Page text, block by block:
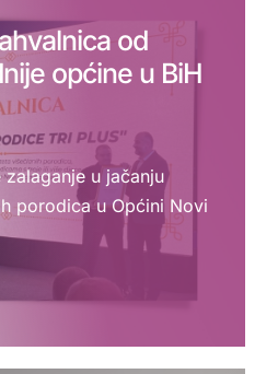
od
općine u BiH
u jačanju
porodica u Općini Novi